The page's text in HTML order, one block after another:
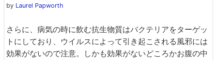
by Laurel Papworth
さらに、病気の時に飲む抗生物質はバクテリアをターゲッ
トにしており、ウイルスによって引き起こされる風邪には
効果がないので注意。しかも効果がないどころかお腹の中